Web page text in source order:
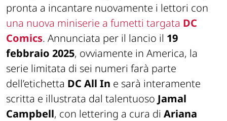
pronta a incantare nuovamente i lettori con
una nuova miniserie a fumetti targata DC
Comics. Annunciata per il lancio il 19
febbraio 2025, ovviamente in America, la
serie limitata di sei numeri farà parte
dell’etichetta DC All In e sarà interamente
scritta e illustrata dal talentuoso Jamal
Campbell, con lettering a cura di Ariana